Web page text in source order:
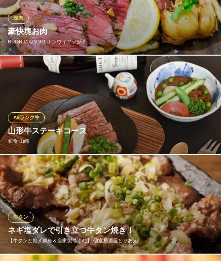
のマッシュポテトとクレームドスピナッチはお肉との相性抜群。
西洋わさびはお好みでつけるとより爽やかな味わいになります
SEAFOOD＆ROASTBEEF YUMMY 大宮一番街店
海鮮×肉×イタリアン
ＪＲ大宮駅 徒歩3分
埼玉県さいたま市大宮区宮町1-77-1
豪快塊お肉
BUON VIAGGIO ボンヴィアッジオ
塊肉
肉は塊で焼くからうまい！！をモットーに丁寧な火入れで柔らか
さはもちろん、旨みと肉汁を逃さずお肉の美味しさを100％お客様
にお届けします。お肉＝幸せと思っていただけるように気持ちを
込めて焼き上げます！
BUON VIAGGIO ボンヴィアッジオ
ネオイタリア食堂 酒場
ＪＲ大宮駅東口 徒歩1分
埼玉県さいたま市大宮区宮町1-5 銀座ビルB1
山形牛ステーキコース
和食 山崎
A5ランク牛
山形牛を堪能できるステーキコースは絶品です。（銘柄牛は全て
Ａ５） 上質なお肉の旨さを引き出した料理で構成される本コース
は、老若男女問わず大人気の一品。 また、お肉に合うワインも多
数ご用意しております。おすすめはスタッフまでお気軽にお尋ね
ください。
和食 山崎
大宮 個室 接待 会席
ＪＲ大宮駅西口 徒歩5分
ネギ塩ダレで引き立つ牛タン焼き！
【牛タンと朝〆鮮魚＆自家製つくね】 個室居酒屋とりあえ…
牛タン